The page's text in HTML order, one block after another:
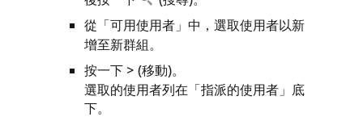
從「可用使用者」中，選取使用者以新
增至新群組。
按一下 > (移動)。
選取的使用者列在「指派的使用者」底
下。